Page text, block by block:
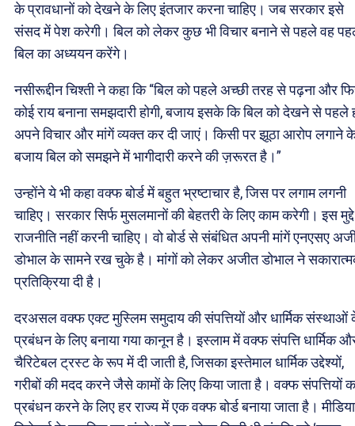
के प्रावधानों को देखने के लिए इंतजार करना चाहिए। जब सरकार इसे
संसद में पेश करेगी। बिल को लेकर कुछ भी विचार बनाने से पहले वह
बिल का अध्ययन करेंगे।
नसीरूद्दीन चिश्ती ने कहा कि “बिल को पहले अच्छी तरह से पढ़ना और
कोई राय बनाना समझदारी होगी, बजाय इसके कि बिल को देखने से पहले
अपने विचार और मांगें व्यक्त कर दी जाएं। किसी पर झूठा आरोप लगाने
बजाय बिल को समझने में भागीदारी करने की ज़रूरत है।”
उन्होंने ये भी कहा वक्फ बोर्ड में बहुत भ्रष्टाचार है, जिस पर लगाम लगनी
चाहिए। सरकार सिर्फ मुसलमानों की बेहतरी के लिए काम करेगी। इस
राजनीति नहीं करनी चाहिए। वो बोर्ड से संबंधित अपनी मांगें एनएसए
डोभाल के सामने रख चुके है। मांगों को लेकर अजीत डोभाल ने
प्रतिक्रिया दी है।
दरअसल वक्फ एक्ट मुस्लिम समुदाय की संपत्तियों और धार्मिक संस्थाओं
प्रबंधन के लिए बनाया गया कानून है। इस्लाम में वक्फ संपत्ति धार्मिक
चैरिटेबल ट्रस्ट के रूप में दी जाती है, जिसका इस्तेमाल धार्मिक उद्देश्यों,
गरीबों की मदद करने जैसे कामों के लिए किया जाता है। वक्फ संपत्तियों
प्रबंधन करने के लिए हर राज्य में एक वक्फ बोर्ड बनाया जाता है। मीडिया